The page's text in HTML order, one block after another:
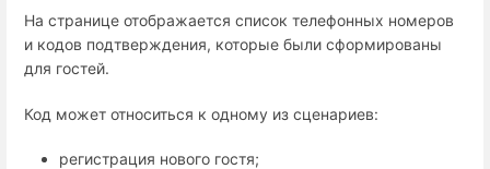
На странице отображается список телефонных номеров
и кодов подтверждения, которые были сформированы
для гостей.
Код может относиться к одному из сценариев:
регистрация нового гостя;